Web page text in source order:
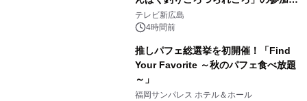
学生を募集
テレビ新広島
4時間前
推しパフェ総選挙を初開催！「Find
Your Favorite ～秋のパフェ食べ放題
～」
福岡サンパレス ホテル＆ホール